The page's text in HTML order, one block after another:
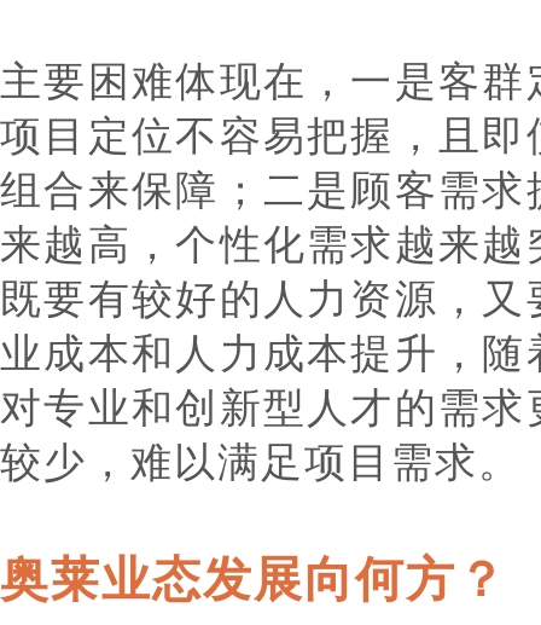
主要困难体现在，一是客
项目定位不容易把握，且
组合来保障；二是顾客需
来越高，个性化需求越来
既要有较好的人力资源，
业成本和人力成本提升，
对专业和创新型人才的需
较少，难以满足项目需求。
奥莱业态发展向何方？